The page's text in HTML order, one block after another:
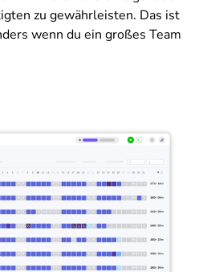
zu gewährleisten. Das ist
wenn du ein großes Team